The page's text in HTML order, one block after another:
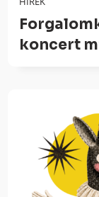
koncert